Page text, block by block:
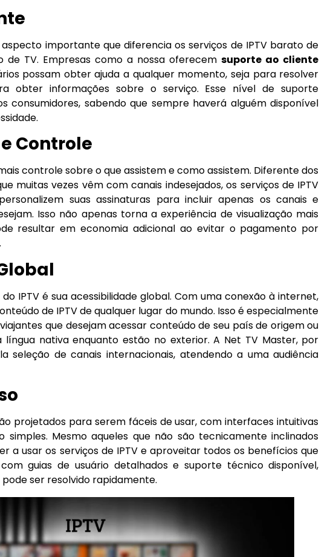
importante que diferencia os serviços de IPTV barato de
de TV. Empresas como a nossa oferecemsuporte ao cliente
possam obter ajuda a qualquer momento, seja para resolver
obter informações sobre o serviço. Esse nível de suporte
consumidores, sabendo que sempre haverá alguém disponível
Controle
controle sobre o que assistem e como assistem. Diferente dos
muitas vezes vêm com canais indesejados, os serviços de IPTV
suas assinaturas para incluir apenas os canais e
Isso não apenas torna a experiência de visualização mais
resultar em economia adicional ao evitar o pagamento por
IPTV é sua acessibilidade global. Com uma conexão à internet,
de IPTV de qualquer lugar do mundo. Isso é especialmente
que desejam acessar conteúdo de seu país de origem ou
nativa enquanto estão no exterior. A Net TV Master, por
seleção de canais internacionais, atendendo a uma audiência
projetados para serem fáceis de usar, com interfaces intuitivas
simples. Mesmo aqueles que não são tecnicamente inclinados
a usar os serviços de IPTV e aproveitar todos os benefícios que
guias de usuário detalhados e suporte técnico disponível,
ser resolvido rapidamente.